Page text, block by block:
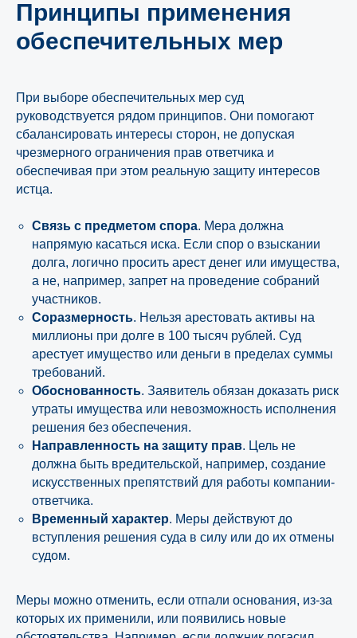
Принципы применения
обеспечительных мер
При выборе обеспечительных мер суд
руководствуется рядом принципов. Они помогают
сбалансировать интересы сторон, не допуская
чрезмерного ограничения прав ответчика и
обеспечивая при этом реальную защиту интересов
истца.
Связь с предметом спора. Мера должна
напрямую касаться иска. Если спор о взыскании
долга, логично просить арест денег или имущества,
а не, например, запрет на проведение собраний
участников.
Соразмерность. Нельзя арестовать активы на
миллионы при долге в 100 тысяч рублей. Суд
арестует имущество или деньги в пределах суммы
требований.
Обоснованность. Заявитель обязан доказать риск
утраты имущества или невозможность исполнения
решения без обеспечения.
Направленность на защиту прав. Цель не
должна быть вредительской, например, создание
искусственных препятствий для работы компании-
ответчика.
Временный характер. Меры действуют до
вступления решения суда в силу или до их отмены
судом.
Меры можно отменить, если отпали основания, из-за
которых их применили, или появились новые